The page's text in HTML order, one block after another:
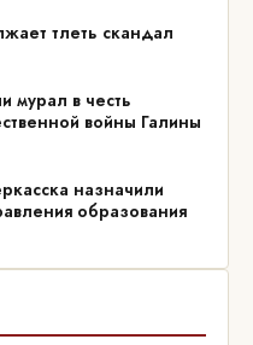
тлеть скандал
мурал в честь
войны Галины
назначили
образования